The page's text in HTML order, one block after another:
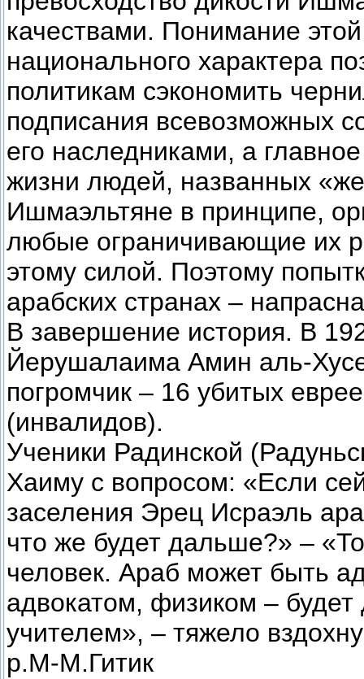
качествами. Понимание
национального характера
политикам сэкономить
подписания всевозможных
его наследниками, а
жизни людей, названных
Ишмаэльтяне в принципе,
любые ограничивающие их
этому силой. Поэтому
арабских странах –
В завершение история. В
Йерушалаима Амин аль-
погромчик – 16 убитых
(инвалидов).
Ученики Радинской
Хаиму с вопросом: «Если
заселения Эрец Исраэль
что же будет дальше?» –
человек. Араб может быть
адвокатом, физиком –
учителем», – тяжело
р.М-М.Гитик